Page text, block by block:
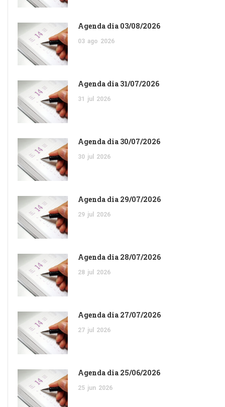
Agenda dia 03/08/2026
03 ago 2026
Agenda dia 31/07/2026
31 jul 2026
Agenda dia 30/07/2026
30 jul 2026
Agenda dia 29/07/2026
29 jul 2026
Agenda dia 28/07/2026
28 jul 2026
Agenda dia 27/07/2026
27 jul 2026
Agenda dia 25/06/2026
25 jun 2026